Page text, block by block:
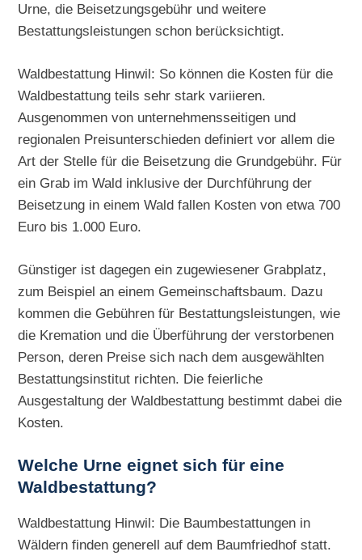
Urne, die Beisetzungsgebühr und weitere
Bestattungsleistungen schon berücksichtigt.
Waldbestattung Hinwil: So können die Kosten für die
Waldbestattung teils sehr stark variieren.
Ausgenommen von unternehmensseitigen und
regionalen Preisunterschieden definiert vor allem die
Art der Stelle für die Beisetzung die Grundgebühr. Für
ein Grab im Wald inklusive der Durchführung der
Beisetzung in einem Wald fallen Kosten von etwa 700
Euro bis 1.000 Euro.
Günstiger ist dagegen ein zugewiesener Grabplatz,
zum Beispiel an einem Gemeinschaftsbaum. Dazu
kommen die Gebühren für Bestattungsleistungen, wie
die Kremation und die Überführung der verstorbenen
Person, deren Preise sich nach dem ausgewählten
Bestattungsinstitut richten. Die feierliche
Ausgestaltung der Waldbestattung bestimmt dabei die
Kosten.
Welche Urne eignet sich für eine
Waldbestattung?
Waldbestattung Hinwil: Die Baumbestattungen in
Wäldern finden generell auf dem Baumfriedhof statt.